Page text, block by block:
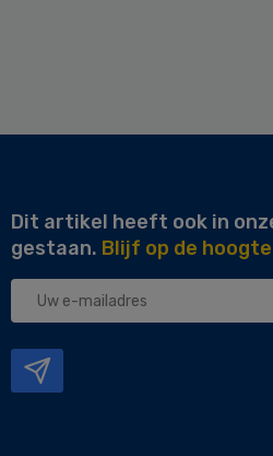
Dit artikel heeft ook in
gestaan. Blijf op de
Uw